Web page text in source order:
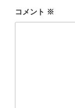
コメント ※